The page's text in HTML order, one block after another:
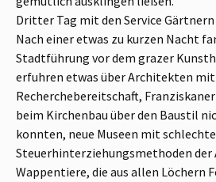
Dritter Tag mit den Service Gärtnern
Nach einer etwas zu kurzen Nacht
Stadtführung vor dem grazer
erfuhren etwas über Architekten
Recherchebereitschaft,
beim Kirchenbau über den Baustil
konnten, neue Museen mit
Steuerhinterziehungsmethoden
Wappentiere, die aus allen Löchern